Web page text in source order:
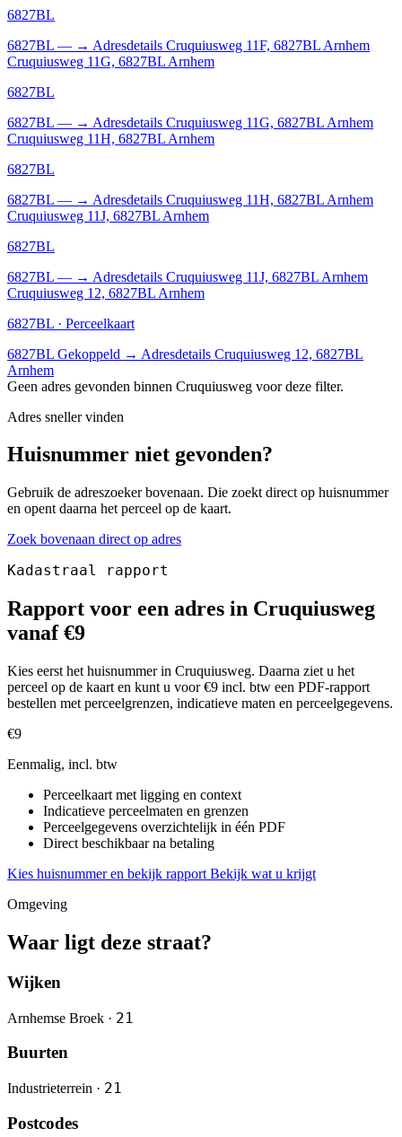
6827BL
6827BL — → Adresdetails Cruquiusweg 11F, 6827BL Arnhem
Cruquiusweg 11G, 6827BL Arnhem
6827BL
6827BL — → Adresdetails Cruquiusweg 11G, 6827BL Arnhem
Cruquiusweg 11H, 6827BL Arnhem
6827BL
6827BL — → Adresdetails Cruquiusweg 11H, 6827BL Arnhem
Cruquiusweg 11J, 6827BL Arnhem
6827BL
6827BL — → Adresdetails Cruquiusweg 11J, 6827BL Arnhem
Cruquiusweg 12, 6827BL Arnhem
6827BL · Perceelkaart
6827BL Gekoppeld → Adresdetails Cruquiusweg 12, 6827BL
Arnhem
Geen adres gevonden binnen Cruquiusweg voor deze filter.
Adres sneller vinden
Huisnummer niet gevonden?
Gebruik de adreszoeker bovenaan. Die zoekt direct op huisnummer
en opent daarna het perceel op de kaart.
Zoek bovenaan direct op adres
Kadastraal rapport
Rapport voor een adres in Cruquiusweg
vanaf €9
Kies eerst het huisnummer in Cruquiusweg. Daarna ziet u het
perceel op de kaart en kunt u voor €9 incl. btw een PDF-rapport
bestellen met perceelgrenzen, indicatieve maten en perceelgegevens.
€9
Eenmalig, incl. btw
Perceelkaart met ligging en context
Indicatieve perceelmaten en grenzen
Perceelgegevens overzichtelijk in één PDF
Direct beschikbaar na betaling
Kies huisnummer en bekijk rapport Bekijk wat u krijgt
Omgeving
Waar ligt deze straat?
Wijken
Arnhemse Broek · 21
Buurten
Industrieterrein · 21
Postcodes